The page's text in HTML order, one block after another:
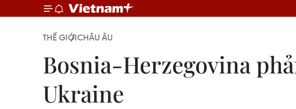
THẾ GIỚICHÂU ÂU
Bosnia-Herzegovina
Ukraine